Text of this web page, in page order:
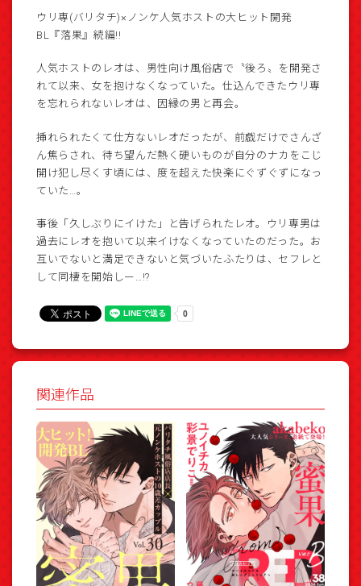
ウリ専(バリタチ)×ノンケ人気ホストの大ヒット開発
BL『落果』続編!!
人気ホストのレオは、男性向け風俗店で〝後ろ〟を開発さ
れて以来、女を抱けなくなっていた。仕込んできたウリ専
を忘れられないレオは、因縁の男と再会。
挿れられたくて仕方ないレオだったが、前戯だけでさんざ
ん焦らされ、待ち望んだ熱く硬いものが自分のナカをこじ
開け犯し尽くす頃には、度を超えた快楽にぐずぐずになっ
ていた…。
事後「久しぶりにイけた」と告げられたレオ。ウリ専男は
過去にレオを抱いて以来イけなくなっていたのだった。お
互いでないと満足できないと気づいたふたりは、セフレと
して同棲を開始しー…!?
関連作品